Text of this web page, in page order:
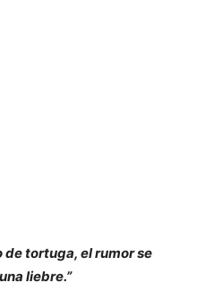
de tortuga, el rumor se
liebre.”